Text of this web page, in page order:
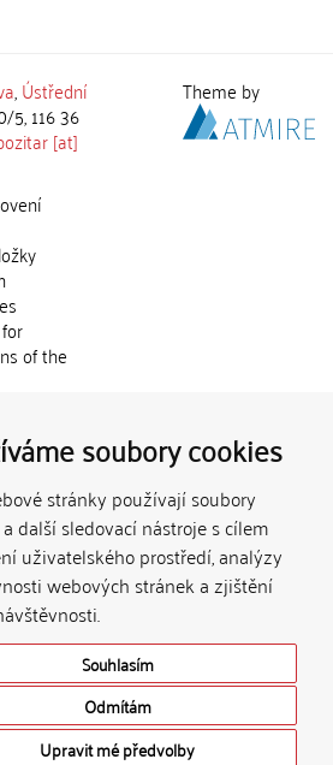
soubory cookies
stránky používají soubory
další sledovací nástroje s cílem
uživatelského prostředí, analýzy
webových stránek a zjištění
Souhlasím
Odmítám
Upravit mé předvolby
,Ústřední
5, 116 36
[at]
of the
k
vydávány
jinou
autora.
shall not
of
other
© 2002-
Theme by